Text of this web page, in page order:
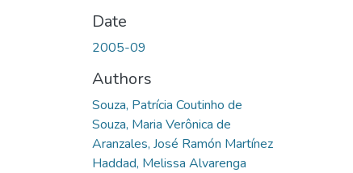
Date
2005-09
Authors
Souza, Patrícia Coutinho de
Souza, Maria Verônica de
Aranzales, José Ramón Martínez
Haddad, Melissa Alvarenga